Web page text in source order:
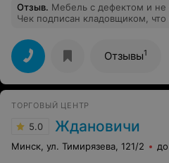
Отзыв. Мебель с дефектом и не
Чек подписан кладовщиком, что
Отзывы1
ТОРГОВЫЙ ЦЕНТР
5.0 Ждановичи
Минск, ул. Тимирязева, 121/2